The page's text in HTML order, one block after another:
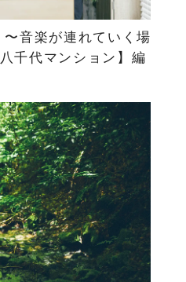
音楽が連れていく場
千代マンション】編